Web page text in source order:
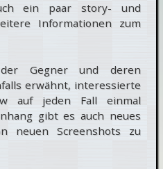
ein paar story- und
Informationen zum
Gegner und deren
erwähnt, interessierte
auf jeden Fall einmal
gibt es auch neues
neuen Screenshots zu